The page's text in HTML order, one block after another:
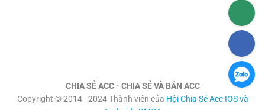
CHIA SẺ ACC - CHIA SẺ VÀ BÁN ACC
Copyright © 2014 - 2024 Thành viên của Hội Chia Sẻ Acc IOS và